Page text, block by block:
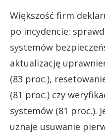
Większość firm
po incydencie:
systemów
aktualizację
(83 proc.),
(81 proc.) czy
systemów (81 proc.).
uznaje usuwanie